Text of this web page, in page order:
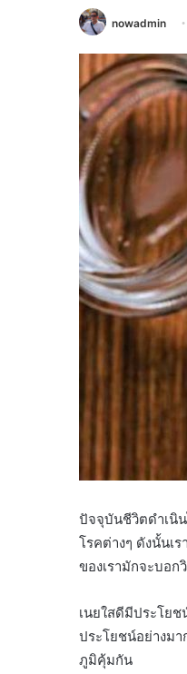
nowadmin
ปัจจุบันชีวิตดำเนิน
โรคต่างๆ ดังนั้นเ
ของเรามักจะบอ
เนยใสดีมีประโย
ประโยชน์อย่างม
ภูมิคุ้มกัน